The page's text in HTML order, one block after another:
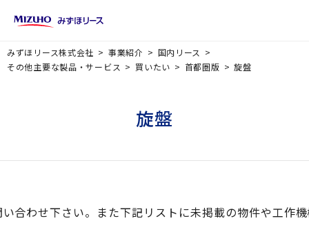
みずほリース株式会社 事業紹介
国内リース
その他主要な製品・サービス
買いたい 首都圏版 旋盤
旋盤
合わせ下さい。また下記リストに未掲載の物件や工作